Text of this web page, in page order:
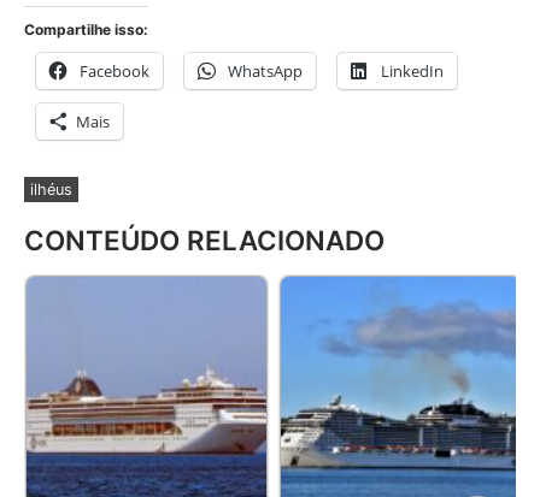
Compartilhe isso:
Facebook WhatsApp LinkedIn
Mais
ilhéus
CONTEÚDO RELACIONADO